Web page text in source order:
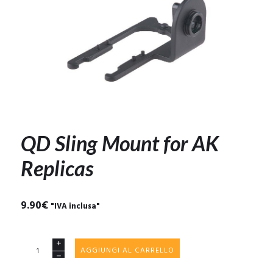
QD Sling Mount for AK
Replicas
9.90€ "IVA inclusa"
AGGIUNGI AL CARRELLO